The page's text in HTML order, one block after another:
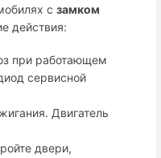
с замком
действия:
при работающем
сервисной
Двигатель
двери,